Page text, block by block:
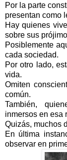
Por la parte
presentan como
Hay quienes
sobre sus
Posiblemente
cada sociedad.
Por otro lado,
vida.
Omiten
común.
También,
inmersos en esa
Quizás, muchos
En última
observar en